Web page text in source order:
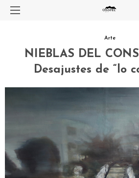
Arte
NIEBLAS DEL
Desajustes de “lo